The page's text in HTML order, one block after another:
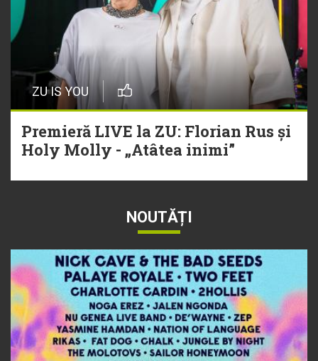
ZU IS YOU
Premieră LIVE la ZU: Florian Rus și
Holy Molly - „Atâtea inimi”
NOUTĂȚI